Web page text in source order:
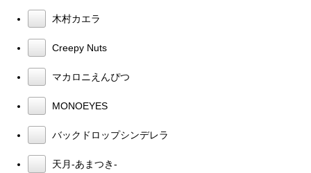
木村カエラ
Creepy Nuts
マカロニえんぴつ
MONOEYES
バックドロップシンデレラ
天月-あまつき-